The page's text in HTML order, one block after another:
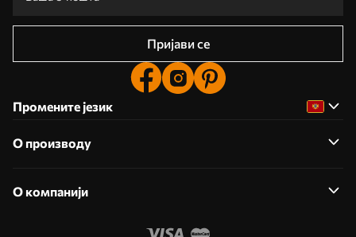
Пријави се
Промените језик
О производу
О компанији